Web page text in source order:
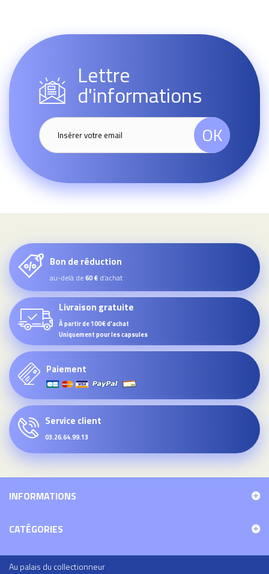
Lettre
d'informations
OK
Bon de réduction
au-delà de60 € d’achat
Livraison gratuite
À partir de 100€ d'achat
Uniquement pour les capsules
Paiement
Service client
03.26.64.99.13
INFORMATIONS
CATÉGORIES
Au palais du collectionneur